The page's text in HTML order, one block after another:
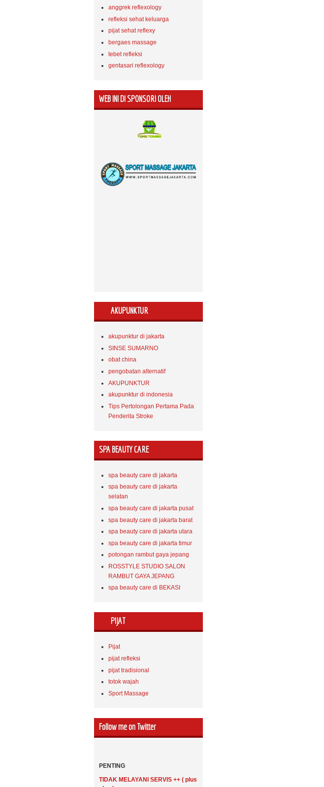
anggrek reflexology
refleksi sehat keluarga
pijat sehat reflexy
bergaes massage
tebet refleksi
gentasari reflexology
WEB INI DI SPONSORI OLEH
AKUPUNKTUR
akupunktur di jakarta
SINSE SUMARNO
obat china
pengobatan alternatif
AKUPUNKTUR
akupunktur di indonesia
Tips Pertolongan Pertama Pada
Penderita Stroke
SPA BEAUTY CARE
spa beauty care di jakarta
spa beauty care di jakarta
selatan
spa beauty care di jakarta pusat
spa beauty care di jakarta barat
spa beauty care di jakarta utara
spa beauty care di jakarta timur
potongan rambut gaya jepang
ROSSTYLE STUDIO SALON
RAMBUT GAYA JEPANG
spa beauty care di BEKASI
PIJAT
Pijat
pijat refleksi
pijat tradisional
totok wajah
Sport Massage
Follow me on Twitter
PENTING
TIDAK MELAYANI SERVIS ++ ( plus